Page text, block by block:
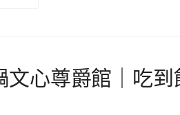
文心尊爵館｜吃到